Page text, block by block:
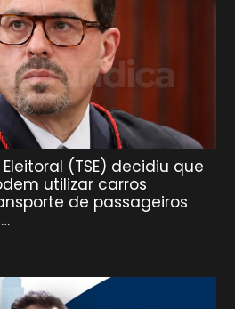
(TSE) decidiu que
utilizar carros
de passageiros